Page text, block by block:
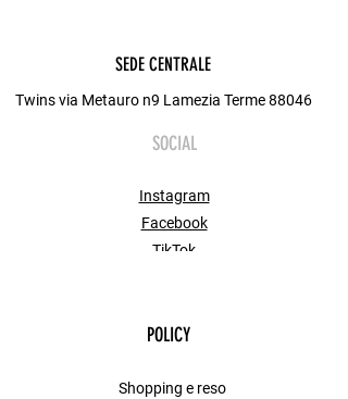
SEDE CENTRALE
Twins via Metauro n9 Lamezia Terme 88046
SOCIAL
Instagram
Facebook
TikTok
POLICY
Shopping e reso